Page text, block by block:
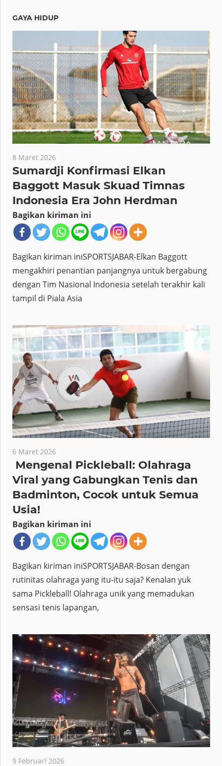
GAYA HIDUP
8 Maret 2026
Sumardji Konfirmasi Elkan
Baggott Masuk Skuad Timnas
Indonesia Era John Herdman
Bagikan kiriman ini
Bagikan kiriman iniSPORTSJABAR-Elkan Baggott
mengakhiri penantian panjangnya untuk bergabung
dengan Tim Nasional Indonesia setelah terakhir kali
tampil di Piala Asia
6 Maret 2026
Mengenal Pickleball: Olahraga
Viral yang Gabungkan Tenis dan
Badminton, Cocok untuk Semua
Usia!
Bagikan kiriman ini
Bagikan kiriman iniSPORTSJABAR-Bosan dengan
rutinitas olahraga yang itu-itu saja? Kenalan yuk
sama Pickleball! Olahraga unik yang memadukan
sensasi tenis lapangan,
9 Februari 2026